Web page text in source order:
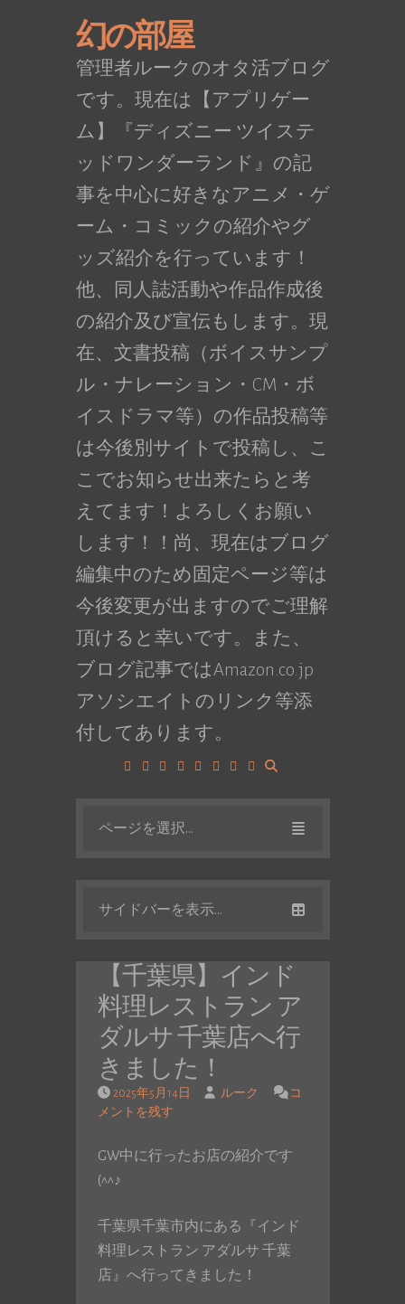
幻の部屋
管理者ルークのオタ活ブログ
です。現在は【アプリゲー
ム】『ディズニー ツイステ
ッドワンダーランド』の記
事を中心に好きなアニメ・ゲ
ーム・コミックの紹介やグ
ッズ紹介を行っています！
他、同人誌活動や作品作成後
の紹介及び宣伝もします。現
在、文書投稿（ボイスサンプ
ル・ナレーション・CM・ボ
イスドラマ等）の作品投稿等
は今後別サイトで投稿し、こ
こでお知らせ出来たらと考
えてます！よろしくお願い
します！！尚、現在はブログ
編集中のため固定ページ等は
今後変更が出ますのでご理解
頂けると幸いです。また、
ブログ記事ではAmazon.co.jp
アソシエイトのリンク等添
付してあります。
ページを選択...
サイドバーを表示...
【千葉県】インド
料理レストラン ア
ダルサ 千葉店へ行
きました！
2025年5月14日 ルーク
コ
メントを残す
GW中に行ったお店の紹介です
(^^♪
千葉県千葉市内にある『インド
料理レストラン アダルサ 千葉
店』へ行ってきました！